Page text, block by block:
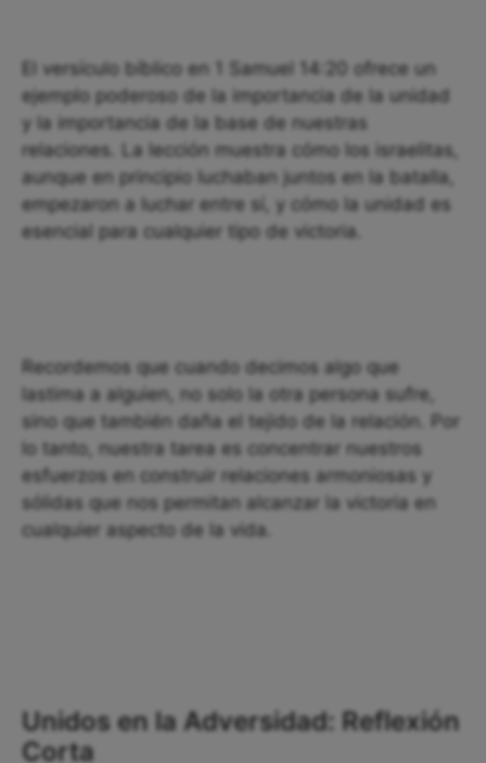
El versículo bíblico en 1 Samuel 14:20 ofrece un
ejemplo poderoso de la importancia de la unidad
y la importancia de la base de nuestras
relaciones. La lección muestra cómo los israelitas,
aunque en principio luchaban juntos en la batalla,
empezaron a luchar entre sí, y cómo la unidad es
esencial para cualquier tipo de victoria.
Recordemos que cuando decimos algo que
lastima a alguien, no solo la otra persona sufre,
sino que también daña el tejido de la relación. Por
lo tanto, nuestra tarea es concentrar nuestros
esfuerzos en construir relaciones armoniosas y
sólidas que nos permitan alcanzar la victoria en
cualquier aspecto de la vida.
Unidos en la Adversidad: Reflexión
Corta